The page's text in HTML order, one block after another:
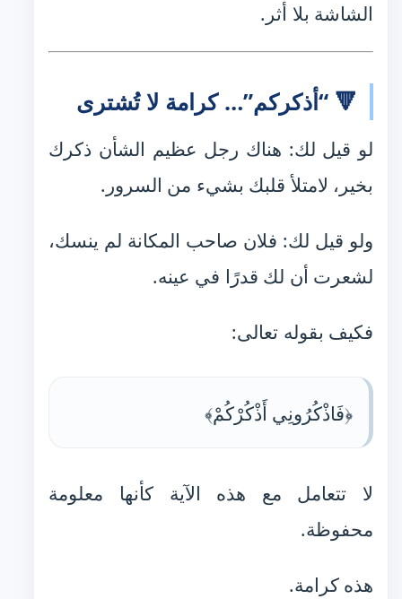
الشاشة بلا أثر.
🔻 “أذكركم”… كرامة لا تُشترى
لو قيل لك: هناك رجل عظيم الشأن ذكرك
بخير، لامتلأ قلبك بشيء من السرور.
ولو قيل لك: فلان صاحب المكانة لم ينسك،
لشعرت أن لك قدرًا في عينه.
فكيف بقوله تعالى:
﴿فَاذْكُرُونِي أَذْكُرْكُمْ﴾
لا تتعامل مع هذه الآية كأنها معلومة
محفوظة.
هذه كرامة.